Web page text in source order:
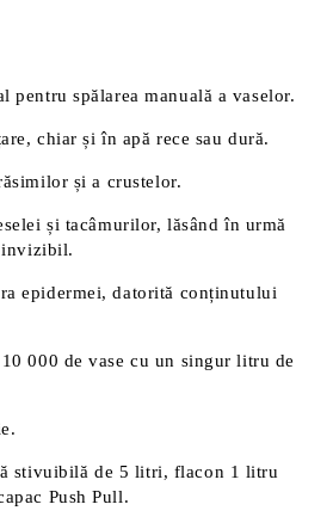
pentru spălarea manuală a vaselor.
chiar și în apă rece sau dură.
și a crustelor.
și tacâmurilor, lăsând în urmă
invizibil.
epidermei, datorită conținutului
000 de vase cu un singur litru de
stivuibilă de 5 litri, flacon 1 litru
Push Pull.